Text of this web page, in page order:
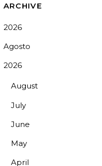
ARCHIVE
2026
Agosto
2026
August
July
June
May
April